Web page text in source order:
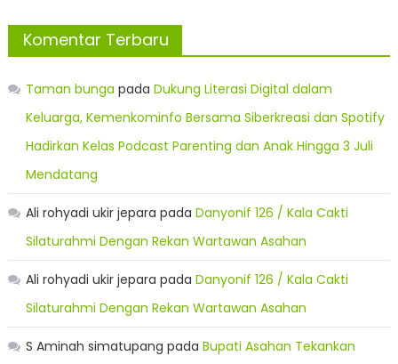
Komentar Terbaru
Taman bunga pada Dukung Literasi Digital dalam
Keluarga, Kemenkominfo Bersama Siberkreasi dan Spotify
Hadirkan Kelas Podcast Parenting dan Anak Hingga 3 Juli
Mendatang
Ali rohyadi ukir jepara pada Danyonif 126 / Kala Cakti
Silaturahmi Dengan Rekan Wartawan Asahan
Ali rohyadi ukir jepara pada Danyonif 126 / Kala Cakti
Silaturahmi Dengan Rekan Wartawan Asahan
S Aminah simatupang pada Bupati Asahan Tekankan